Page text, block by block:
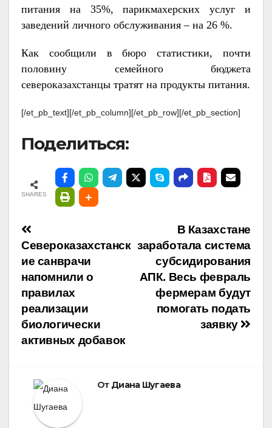
питания на 35%, парикмахерских услуг и
заведений личного обслуживания – на 26 %.
Как сообщили в бюро статистики, почти
половину семейного бюджета
североказахстанцы тратят на продукты питания.
[/et_pb_text][/et_pb_column][/et_pb_row][/et_pb_section]
Поделиться:
SHARES
Навигация
по
записям
В Казахстане
заработала система
субсидирования
АПК. Весь февраль
фермерам будут
помогать подать
заявку
Североказахстанск
ие санврачи
напомнили о
правилах
реализации
биологически
активных добавок
От Диана Шугаева